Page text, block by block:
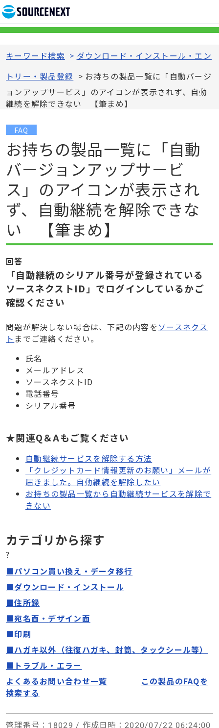
キーワード検索 > ダウンロード・インストール・エン
トリー・製品登録 > お持ちの製品一覧に「自動バージ
ョンアップサービス」のアイコンが表示されず、自動
継続を解除できない 【筆まめ】
FAQ
お持ちの製品一覧に「自動
バージョンアップサービ
ス」のアイコンが表示され
ず、自動継続を解除できな
い 【筆まめ】
回答
「自動継続のシリアル番号が登録されている
ソースネクストID」でログインしているかご
確認ください
問題が解決しない場合は、下記の内容を ソースネクス
ト までご連絡ください。
氏名
メールアドレス
ソースネクストID
電話番号
シリアル番号
★関連Q＆Aもご覧ください
自動継続サービスを解除する方法
「クレジットカード情報更新のお願い」メールが
届きました。自動継続を解除したい
お持ちの製品一覧から自動継続サービスを解除で
きない
カテゴリから探す
?
■パソコン買い換え・データ移行
■ダウンロード・インストール
■住所録
■宛名面 ・ デザイン面
■印刷
■ハガキ以外（往復ハガキ、封筒、タックシール等）
■トラブル・エラー
よくあるお問い合わせ一覧
この製品のFAQを
検索する
管理番号 ：18029 / 作成日時 ：2020/07/22 06:24:00